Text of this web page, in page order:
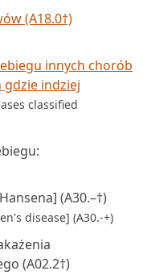
(A18.0†)
innych chorób
indziej
classified
(A30.–†)
disease] (A30.-+)
(A02.2†)